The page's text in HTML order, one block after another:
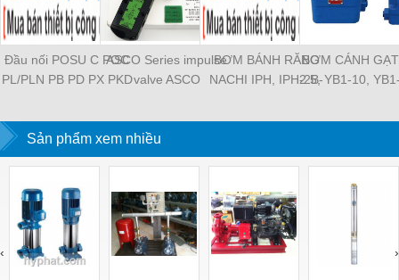
Đầu nối POSU C POC
PL/PLN PB PD PX PKD
PLF PMF PTL SL SS
SCA SAFS SASF HVFS
HVSF PU PV PE PY
HVFF PLJ PYJ PP PG
PEG PW PGJ PPGJ
PYJW SL-C PC-C
POC-C PL-C
ASCO Series impulse
valve ASCO
SCG353A044 ASCO
SCG353A047 ASCO
SCG353A050 ASCO
SXE353.060
BƠM BÁNH RĂNG
NACHI IPH, IPH-2B-
IPH-2A-5-11, IPH-5A-
IPH-5B-50-LT-11, IPH-
100-L-11, IPH-5A-40-
11
BƠM CÁNH
2.5, YB1-10,
100/16 YB1-
YB1-40/12 YB1-
Sản phẩm xem nhiều
‹ ›